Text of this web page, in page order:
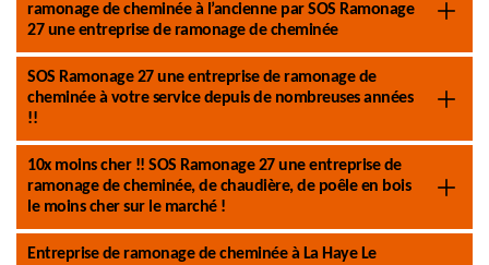
ramonage de cheminée à l’ancienne par SOS Ramonage
27 une entreprise de ramonage de cheminée
SOS Ramonage 27 une entreprise de ramonage de
cheminée à votre service depuis de nombreuses années
!!
10x moins cher !! SOS Ramonage 27 une entreprise de
ramonage de cheminée, de chaudière, de poêle en bois
le moins cher sur le marché !
Entreprise de ramonage de cheminée à La Haye Le